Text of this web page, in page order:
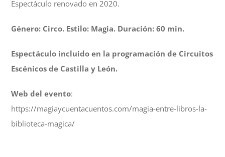
Espectáculo renovado en 2020.
Género: Circo. Estilo: Magia. Duración: 60 min.
Espectáculo incluido en la programación de Circuitos
Escénicos de Castilla y León.
Web del evento:
https://magiaycuentacuentos.com/magia-entre-libros-la-
biblioteca-magica/